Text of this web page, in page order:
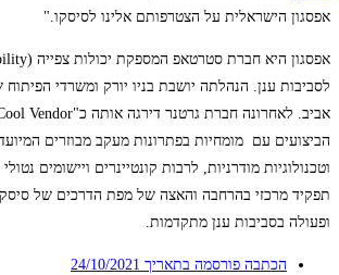
אפסגון הישראלית על הצטרפותם אלינו לסיסקו."
לסביבות ענן. הנהלתה יושבת בניו יורק ומשרדי
הביצועים עם מומחיות בפתרונות מעקב מבוזרים
וטכנולוגיות מודרניות, לרבות קונטיינרים ויישומים
תפקיד מרכזי בהרחבה והאצה של מפת הדרכים של
ופעולה בסביבות ענן מתקדמות.
הכתבה פורסמה בתאריך 24/10/2021